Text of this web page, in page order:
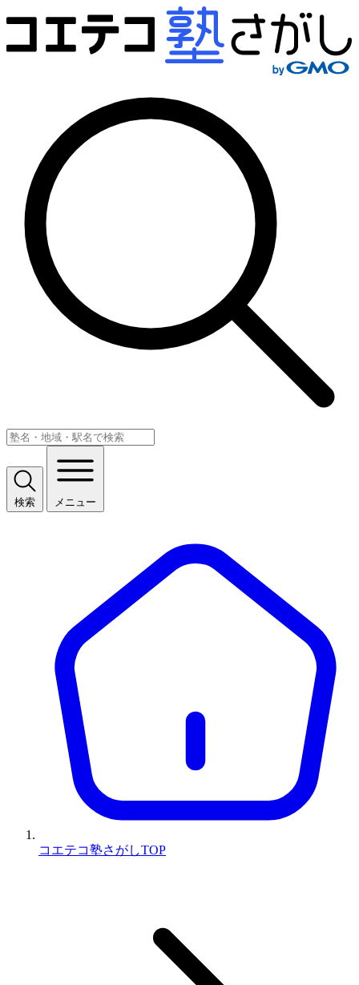
検索 メニュー
コエテコ塾さがしTOP